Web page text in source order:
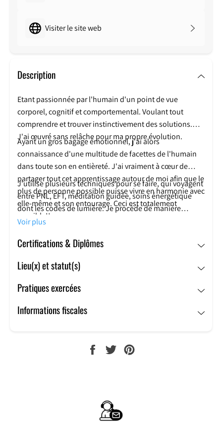
Visiter le site web
Description
Etant passionnée par l'humain d'un point de vue
corporel, cognitif et comportemental. Voulant tout
comprendre et trouver instinctivement des solutions.
J'ai œuvré sans relâche pour ma propre évolution.
Ayant un gros bagage émotionnel, j'ai alors
connaissance d'une multitude de facettes de l'humain
dans toute son en entièreté. J'ai vraiment à cœur de
partager tout cet apprentissage autour de moi afin que le
plus de personne possible puisse vivre en harmonie avec
elle-même et son entourage. Ceci est totalement
possible!!
J'utilise plusieurs techniques pour se faire, qui voyagent
entre PNL, EFT, méditation guidée, soins énergétique
dont les codes de lumière. Je procède de manière
intuitive en fonction de ce que le consultant a besoin
corps, comme l'esprit et œuvre avec douceur et respect
Voir plus
Certifications & Diplômes
Lieu(x) et statut(s)
Pratiques exercées
Informations fiscales
PARTAGER
TWEETERÉPINGLER